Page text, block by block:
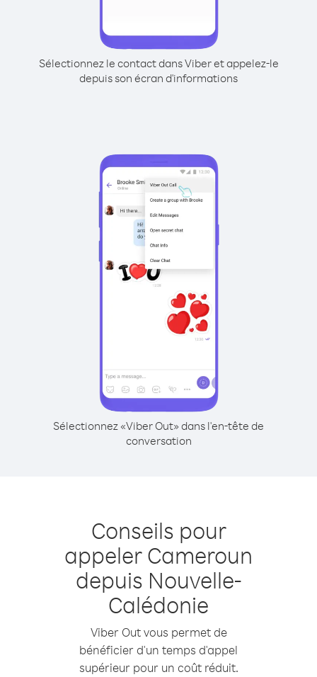
Sélectionnez le contact dans Viber et appelez-le
depuis son écran d'informations
Sélectionnez «Viber Out» dans l'en-tête de
conversation
Conseils pour
appeler Cameroun
depuis Nouvelle-
Calédonie
Viber Out vous permet de
bénéficier d'un temps d'appel
supérieur pour un coût réduit.